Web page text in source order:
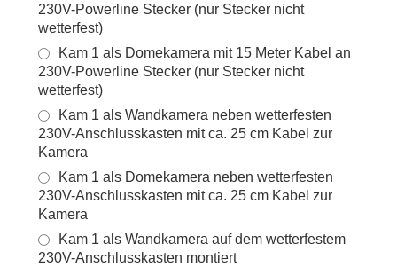
230V-Powerline Stecker (nur Stecker nicht
wetterfest)
Kam 1 als Domekamera mit 15 Meter Kabel an
230V-Powerline Stecker (nur Stecker nicht
wetterfest)
Kam 1 als Wandkamera neben wetterfesten
230V-Anschlusskasten mit ca. 25 cm Kabel zur
Kamera
Kam 1 als Domekamera neben wetterfesten
230V-Anschlusskasten mit ca. 25 cm Kabel zur
Kamera
Kam 1 als Wandkamera auf dem wetterfestem
230V-Anschlusskasten montiert